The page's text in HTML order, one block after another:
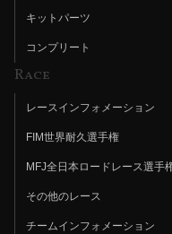
キットパーツ
コンプリート
Race
レースインフォメーション
FIM世界耐久選手権
MFJ全日本ロードレース選手
その他のレース
チームインフォメーション